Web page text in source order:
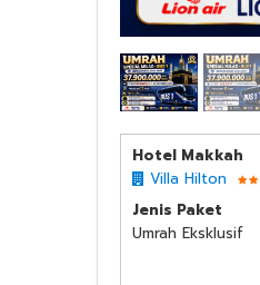
bus 1
Hotel Makkah
Villa Hilton
Jenis Paket
Umrah Eksklusif